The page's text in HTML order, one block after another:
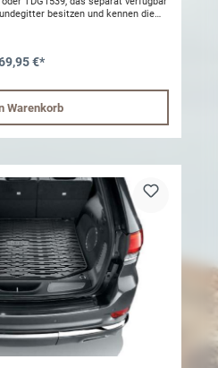
besitzen und kennen die
und designt worden und
NUR
Travall Hundegitter
mittig, rechtsseitig oder linksseitig
an Ihrem Fahrzeug
zu montieren Schritt-für-Schritt
Grand Cherokee
Cherokee SRT WK2 2013 -> Jeep
Jeep Grand Cherokee WK2 2013 -
[nur bei Herstellungsfehler]
oder TDG1539, das separat
Hundegitter besitzen und kennen
Sie diese unter dem Hauptrahmen
des Gitters finden.
€*
Warenkorb